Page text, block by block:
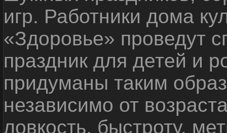
игр. Работники дома
«Здоровье» проведут
праздник для детей и
придуманы таким
независимо от
ловкость, быстроту,